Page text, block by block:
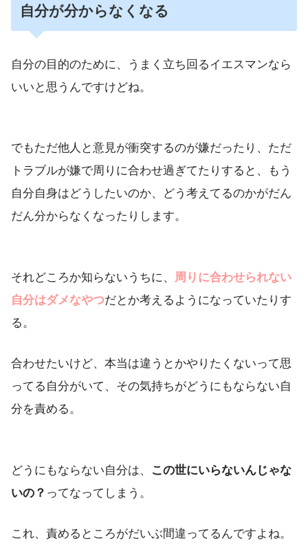
自分が分からなくなる
自分の目的のために、うまく立ち回るイエスマンなら
いいと思うんですけどね。
でもただ他人と意見が衝突するのが嫌だったり、ただ
トラブルが嫌で周りに合わせ過ぎてたりすると、もう
自分自身はどうしたいのか、どう考えてるのかがだん
だん分からなくなったりします。
それどころか知らないうちに、 周りに合わせられない
自分はダメなやつだとか考えるようになっていたりす
る。
合わせたいけど、本当は違うとかやりたくないって思
ってる自分がいて、その気持ちがどうにもならない自
分を責める。
どうにもならない自分は、 この世にいらないんじゃな
いの？ ってなってしまう。
これ、責めるところがだいぶ間違ってるんですよね。